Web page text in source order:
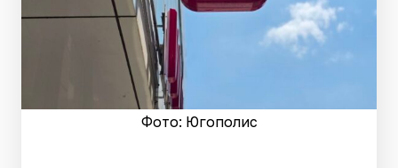
Фото: Югополис